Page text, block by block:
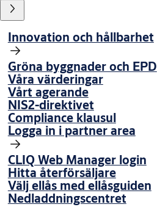
Innovation och hållbarhet
Gröna byggnader och EPD
Våra värderingar
Vårt agerande
NIS2-direktivet
Compliance klausul
Logga in i partner area
CLIQ Web Manager login
Hitta återförsäljare
Välj ellås med ellåsguiden
Nedladdningscentret